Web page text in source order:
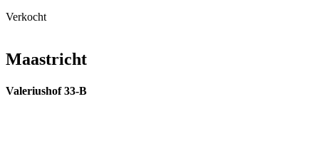
Verkocht
Maastricht
Valeriushof 33-B